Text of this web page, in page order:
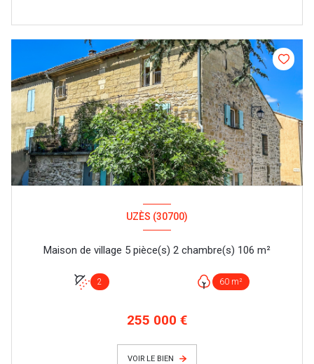
UZÈS (30700)
Maison de village 5 pièce(s) 2 chambre(s) 106 m²
2 60 m²
255 000 €
VOIR LE BIEN